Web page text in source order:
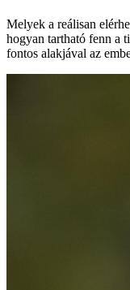
Melyek a reálisan
hogyan tartható fenn a
fontos alakjával az